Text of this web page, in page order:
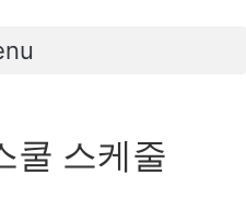
쿨 스케줄